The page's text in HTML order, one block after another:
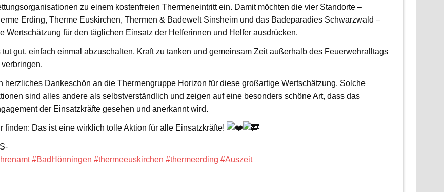
zu einem kostenfreien Thermeneintritt ein. Damit möchten die vier Standorte –
Erding, Therme Euskirchen, Thermen & Badewelt Sinsheim und das Badeparadies Schwarzwald –
Wertschätzung für den täglichen Einsatz der Helferinnen und Helfer ausdrücken.
tut gut, einfach einmal abzuschalten, Kraft zu tanken und gemeinsam Zeit außerhalb des Feuerwehralltags
verbringen.
herzliches Dankeschön an die Thermengruppe Horizon für diese großartige Wertschätzung. Solche
sind alles andere als selbstverständlich und zeigen auf eine besonders schöne Art, dass das
der Einsatzkräfte gesehen und anerkannt wird.
finden: Das ist eine wirklich tolle Aktion für alle Einsatzkräfte!
#BadHönningen #thermeeuskirchen #thermeerding #Auszeit